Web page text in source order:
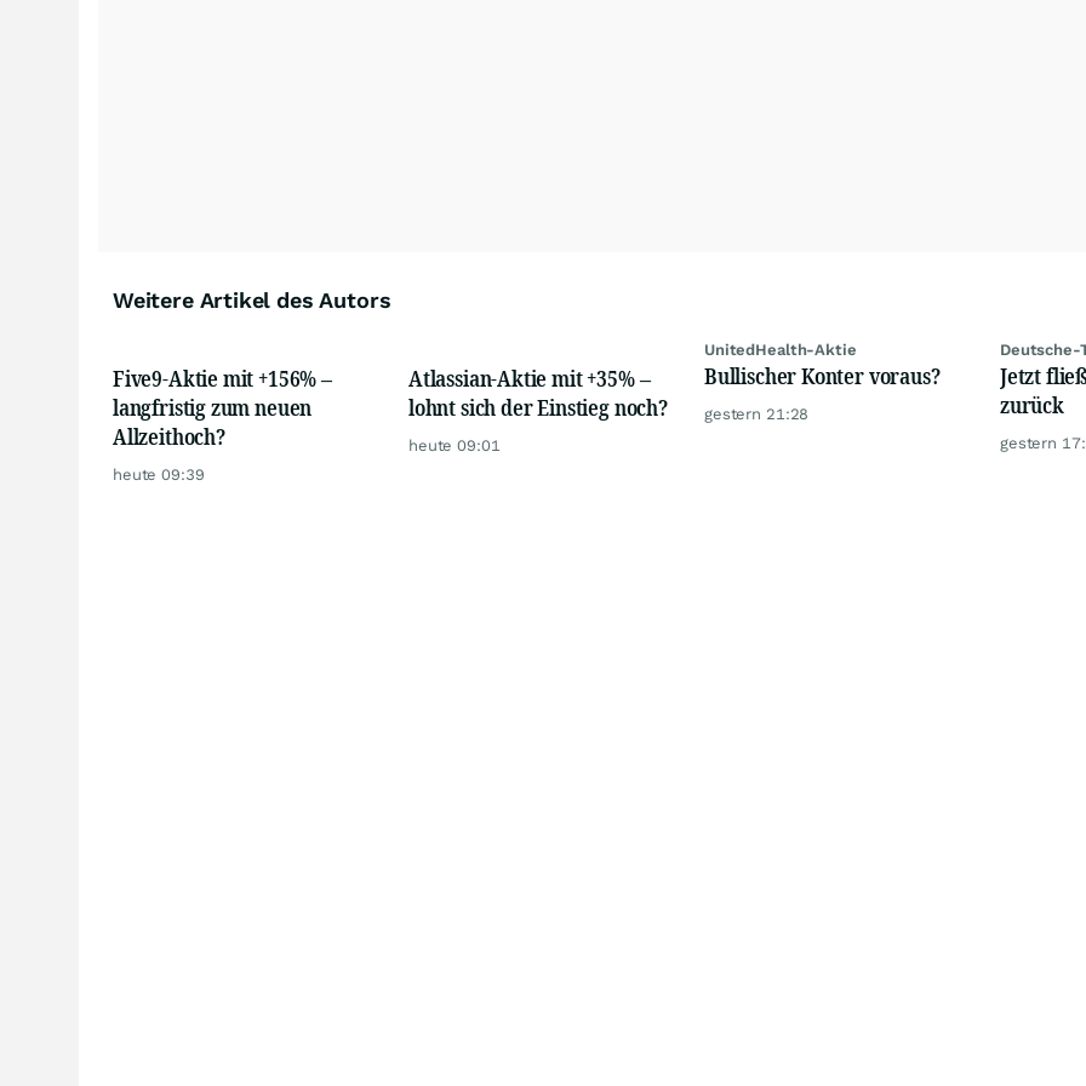
Weitere Artikel des Autors
Five9-Aktie mit +156% –
langfristig zum neuen
Allzeithoch?
heute 09:39
Atlassian-Aktie mit +35% –
lohnt sich der Einstieg noch?
heute 09:01
UnitedHealth-Aktie
Bullischer Konter voraus?
gestern 21:28
Deutsche-
Jetzt
zurück
gestern